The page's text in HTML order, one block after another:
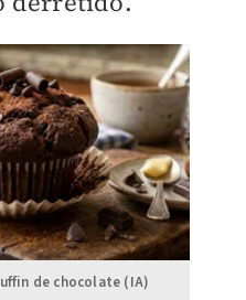
de chocolate (IA)